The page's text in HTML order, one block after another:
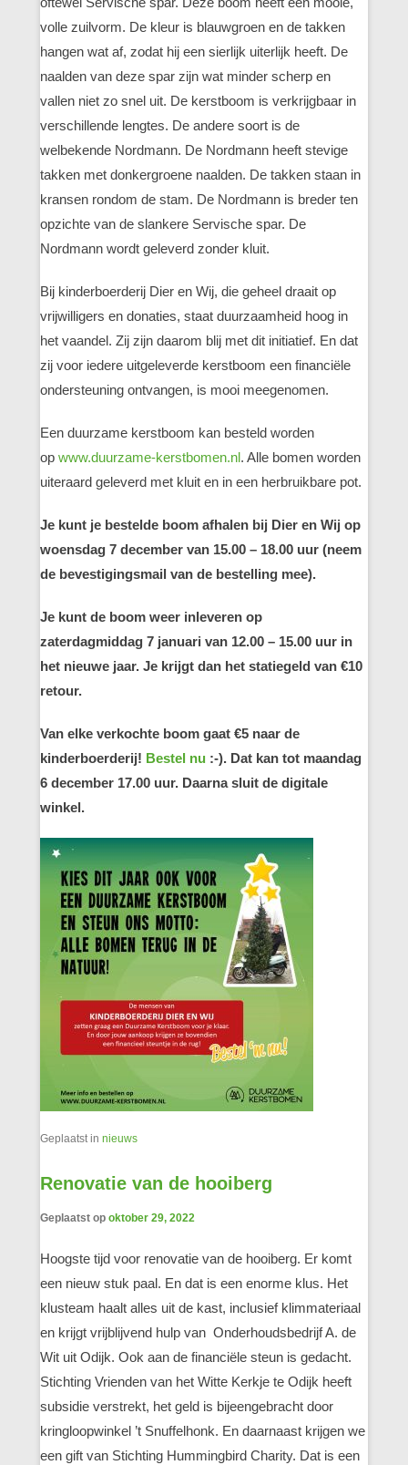
volle zuilvorm. De kleur is blauwgroen en de takken
hangen wat af, zodat hij een sierlijk uiterlijk heeft. De
naalden van deze spar zijn wat minder scherp en
vallen niet zo snel uit. De kerstboom is verkrijgbaar in
verschillende lengtes. De andere soort is de
welbekende Nordmann. De Nordmann heeft stevige
takken met donkergroene naalden. De takken staan in
kransen rondom de stam. De Nordmann is breder ten
opzichte van de slankere Servische spar. De
Nordmann wordt geleverd zonder kluit.
Bij kinderboerderij Dier en Wij, die geheel draait op
vrijwilligers en donaties, staat duurzaamheid hoog in
het vaandel. Zij zijn daarom blij met dit initiatief. En dat
zij voor iedere uitgeleverde kerstboom een financiële
ondersteuning ontvangen, is mooi meegenomen.
Een duurzame kerstboom kan besteld worden
op www.duurzame-kerstbomen.nl . Alle bomen worden
uiteraard geleverd met kluit en in een herbruikbare pot.
Je kunt je bestelde boom afhalen bij Dier en Wij op
woensdag 7 december van 15.00 – 18.00 uur (neem
de bevestigingsmail van de bestelling mee).
Je kunt de boom weer inleveren op
zaterdagmiddag 7 januari van 12.00 – 15.00 uur in
het nieuwe jaar. Je krijgt dan het statiegeld van €10
retour.
Van elke verkochte boom gaat €5 naar de
kinderboerderij! Bestel nu :-). Dat kan tot maandag
6 december 17.00 uur. Daarna sluit de digitale
winkel.
Geplaatst in nieuws
Renovatie van de hooiberg
Geplaatst op oktober 29, 2022
Hoogste tijd voor renovatie van de hooiberg. Er komt
een nieuw stuk paal. En dat is een enorme klus. Het
klusteam haalt alles uit de kast, inclusief klimmateriaal
en krijgt vrijblijvend hulp van Onderhoudsbedrijf A. de
Wit uit Odijk. Ook aan de financiële steun is gedacht.
Stichting Vrienden van het Witte Kerkje te Odijk heeft
subsidie verstrekt, het geld is bijeengebracht door
kringloopwinkel ’t Snuffelhonk. En daarnaast krijgen we
een gift van Stichting Hummingbird Charity. Dat is een